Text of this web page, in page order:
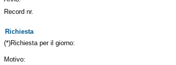
Record nr.
Richiesta
(*)Richiesta per il giorno:
Motivo: